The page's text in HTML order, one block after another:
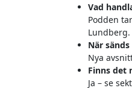
Vad
Podden
Lundberg.
När
Nya
Finns det
Ja – se